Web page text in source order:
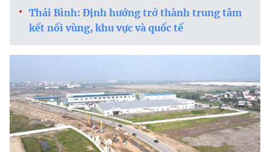
Thái Bình: Định hướng trở thành trung tâm
kết nối vùng, khu vực và quốc tế